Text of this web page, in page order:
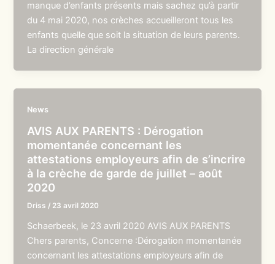
manque d’enfants présents mais sachez qu’à partir
du 4 mai 2020, nos crèches accueilleront tous les
enfants quelle que soit la situation de leurs parents.
La direction générale
News
AVIS AUX PARENTS : Dérogation
momentanée concernant les
attestations employeurs afin de s’incrire
à la crèche de garde de juillet – août
2020
Driss / 23 avril 2020
Schaerbeek, le 23 avril 2020 AVIS AUX PARENTS
Chers parents, Concerne :Dérogation momentanée
concernant les attestations employeurs afin de